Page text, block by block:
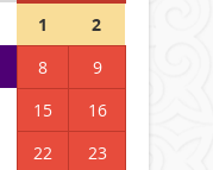
1
2
8
9
15
16
22 23